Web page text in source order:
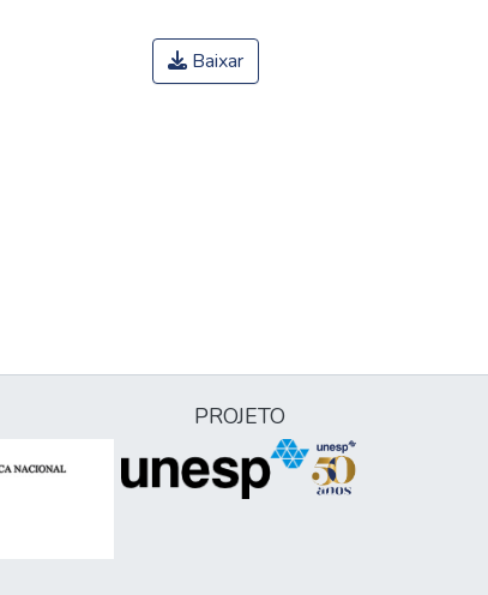
Baixar
PROJETO